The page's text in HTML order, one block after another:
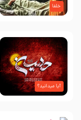
خلفا
آیا میدانید؟